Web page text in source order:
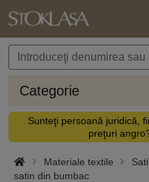
Categorie
Sunteţi persoană juridică,
preţuri
Materiale textile
satin din bumbac